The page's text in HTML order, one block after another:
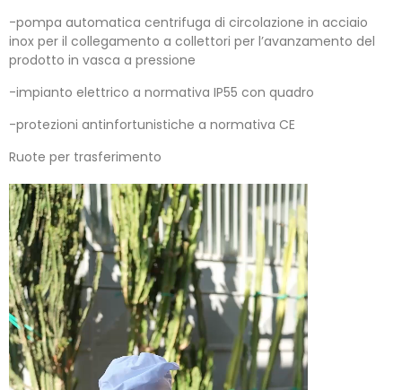
-pompa automatica centrifuga di circolazione in acciaio
inox per il collegamento a collettori per l’avanzamento del
prodotto in vasca a pressione
-impianto elettrico a normativa IP55 con quadro
-protezioni antinfortunistiche a normativa CE
Ruote per trasferimento